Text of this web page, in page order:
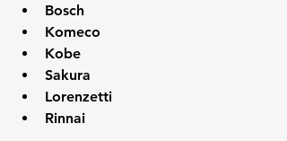
Bosch
Komeco
Kobe
Sakura
Lorenzetti
Rinnai